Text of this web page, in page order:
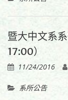
暨大中文系
17:00）
11/24/2016
系所公告